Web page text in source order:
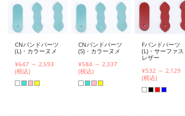
CNバンドパーツ
(L)・カラーヌメ
¥647 ～ 2,593
(税込)
CNバンドパーツ
(S)・カラーヌメ
¥584 ～ 2,337
(税込)
Fバンドパーツ
(L)・サーファス
レザー
¥532 ～ 2,129
(税込)